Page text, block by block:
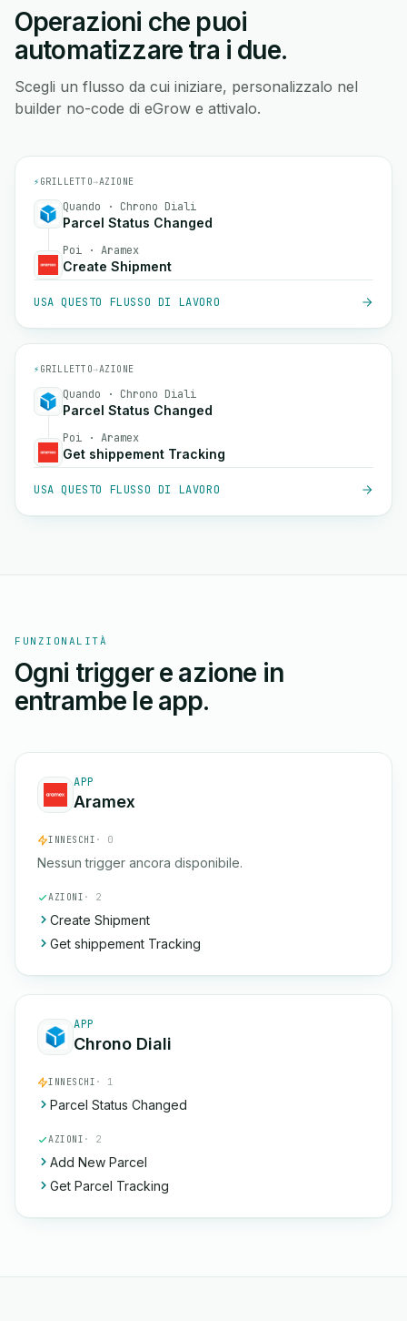
Operazioni che puoi
automatizzare tra i due.
Scegli un flusso da cui iniziare, personalizzalo nel
builder no-code di eGrow e attivalo.
⚡ GRILLETTO→AZIONE
Quando · Chrono Diali
Parcel Status Changed
Poi · Aramex
Create Shipment
USA QUESTO FLUSSO DI LAVORO
⚡ GRILLETTO→AZIONE
Quando · Chrono Diali
Parcel Status Changed
Poi · Aramex
Get shippement Tracking
USA QUESTO FLUSSO DI LAVORO
FUNZIONALITÀ
Ogni trigger e azione in
entrambe le app.
APP
Aramex
INNESCHI · 0
Nessun trigger ancora disponibile.
AZIONI · 2
Create Shipment
Get shippement Tracking
APP
Chrono Diali
INNESCHI · 1
Parcel Status Changed
AZIONI · 2
Add New Parcel
Get Parcel Tracking